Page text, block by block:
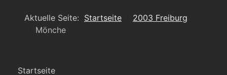
Aktuelle Seite: Startseite
2003 Freiburg
Mönche
Startseite